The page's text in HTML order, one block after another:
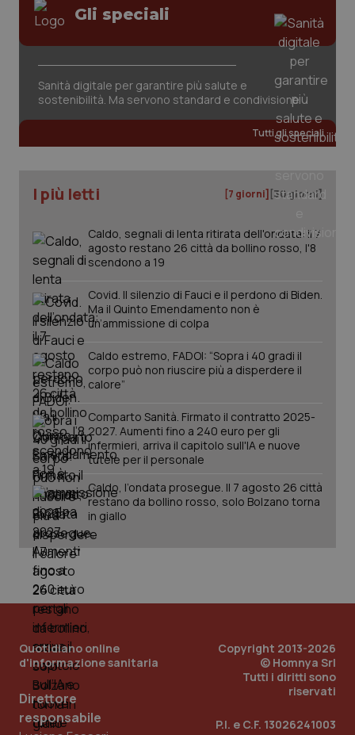
Valle D’Aosta
Veneto
Oncodermatologia
Oncoematologia
Oncologia & Nutrizione
Psoriasi & pelle
Quotidiano Cardiologia
Quotidiano Chirurgia
Quotidiano Oncologia
Quotidiano Pediatria
Rene & patologie urogenitali
Salute orale & impianti
Sangue & coagulazione
Tiroide
Tumore al seno
Tumore ovarico
Tumori del Polmone & Testa Collo
Tumori gastrointestinali
Ulcera & Reflusso
Vaccini
Gli speciali
Sanità digitale per garantire più salute e
sostenibilità. Ma servono standard e condivisione
Tutti gli speciali
I più letti [7 giorni] [30 giorni]
Caldo, segnali di lenta ritirata dell'ondata: il 7
agosto restano 26 città da bollino rosso, l'8
scendono a 19
Covid. Il silenzio di Fauci e il perdono di Biden.
Ma il Quinto Emendamento non è
un’ammissione di colpa
Caldo estremo, FADOI: “Sopra i 40 gradi il
corpo può non riuscire più a disperdere il
calore”
Comparto Sanità. Firmato il contratto 2025-
2027. Aumenti fino a 240 euro per gli
infermieri, arriva il capitolo sull'IA e nuove
tutele per il personale
Caldo, l’ondata prosegue. Il 7 agosto 26 città
restano da bollino rosso, solo Bolzano torna
in giallo
Quotidiano online
d'informazione sanitaria
Direttore
responsabile
Copyright 2013-2026
© Homnya Srl
Tutti i diritti sono
riservati
P.I. e C.F. 13026241003
I cookie necessari contribuiscono a rendere fruibile il
VISITOR_PRIVACY_METADATA
YouTube
CookieScriptConsent
tracking-sites-ironfish-
tracking-enable
www.quotidianosanita.it
2